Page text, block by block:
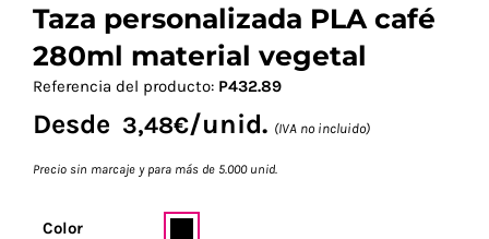
Taza personalizada PLA café
280ml material vegetal
Referencia del producto: P432.89
Desde 3,48€/unid. (IVA no incluido)
Precio sin marcaje y para más de 5.000 unid.
Color